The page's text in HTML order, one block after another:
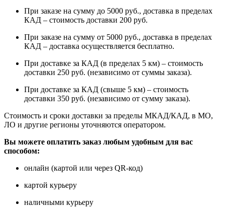
При заказе на сумму до 5000 руб., доставка в пределах
КАД – стоимость доставки 200 руб.
При заказе на сумму от 5000 руб., доставка в пределах
КАД – доставка осуществляется бесплатно.
При доставке за КАД (в пределах 5 км) – стоимость
доставки 250 руб. (независимо от суммы заказа).
При доставке за КАД (свыше 5 км) – стоимость
доставки 350 руб. (независимо от сумму заказа).
Стоимость и сроки доставки за пределы МКАД/КАД, в МО,
ЛО и другие регионы уточняются оператором.
Вы можете оплатить заказ любым удобным для вас
способом:
онлайн (картой или через QR-код)
картой курьеру
наличными курьеру